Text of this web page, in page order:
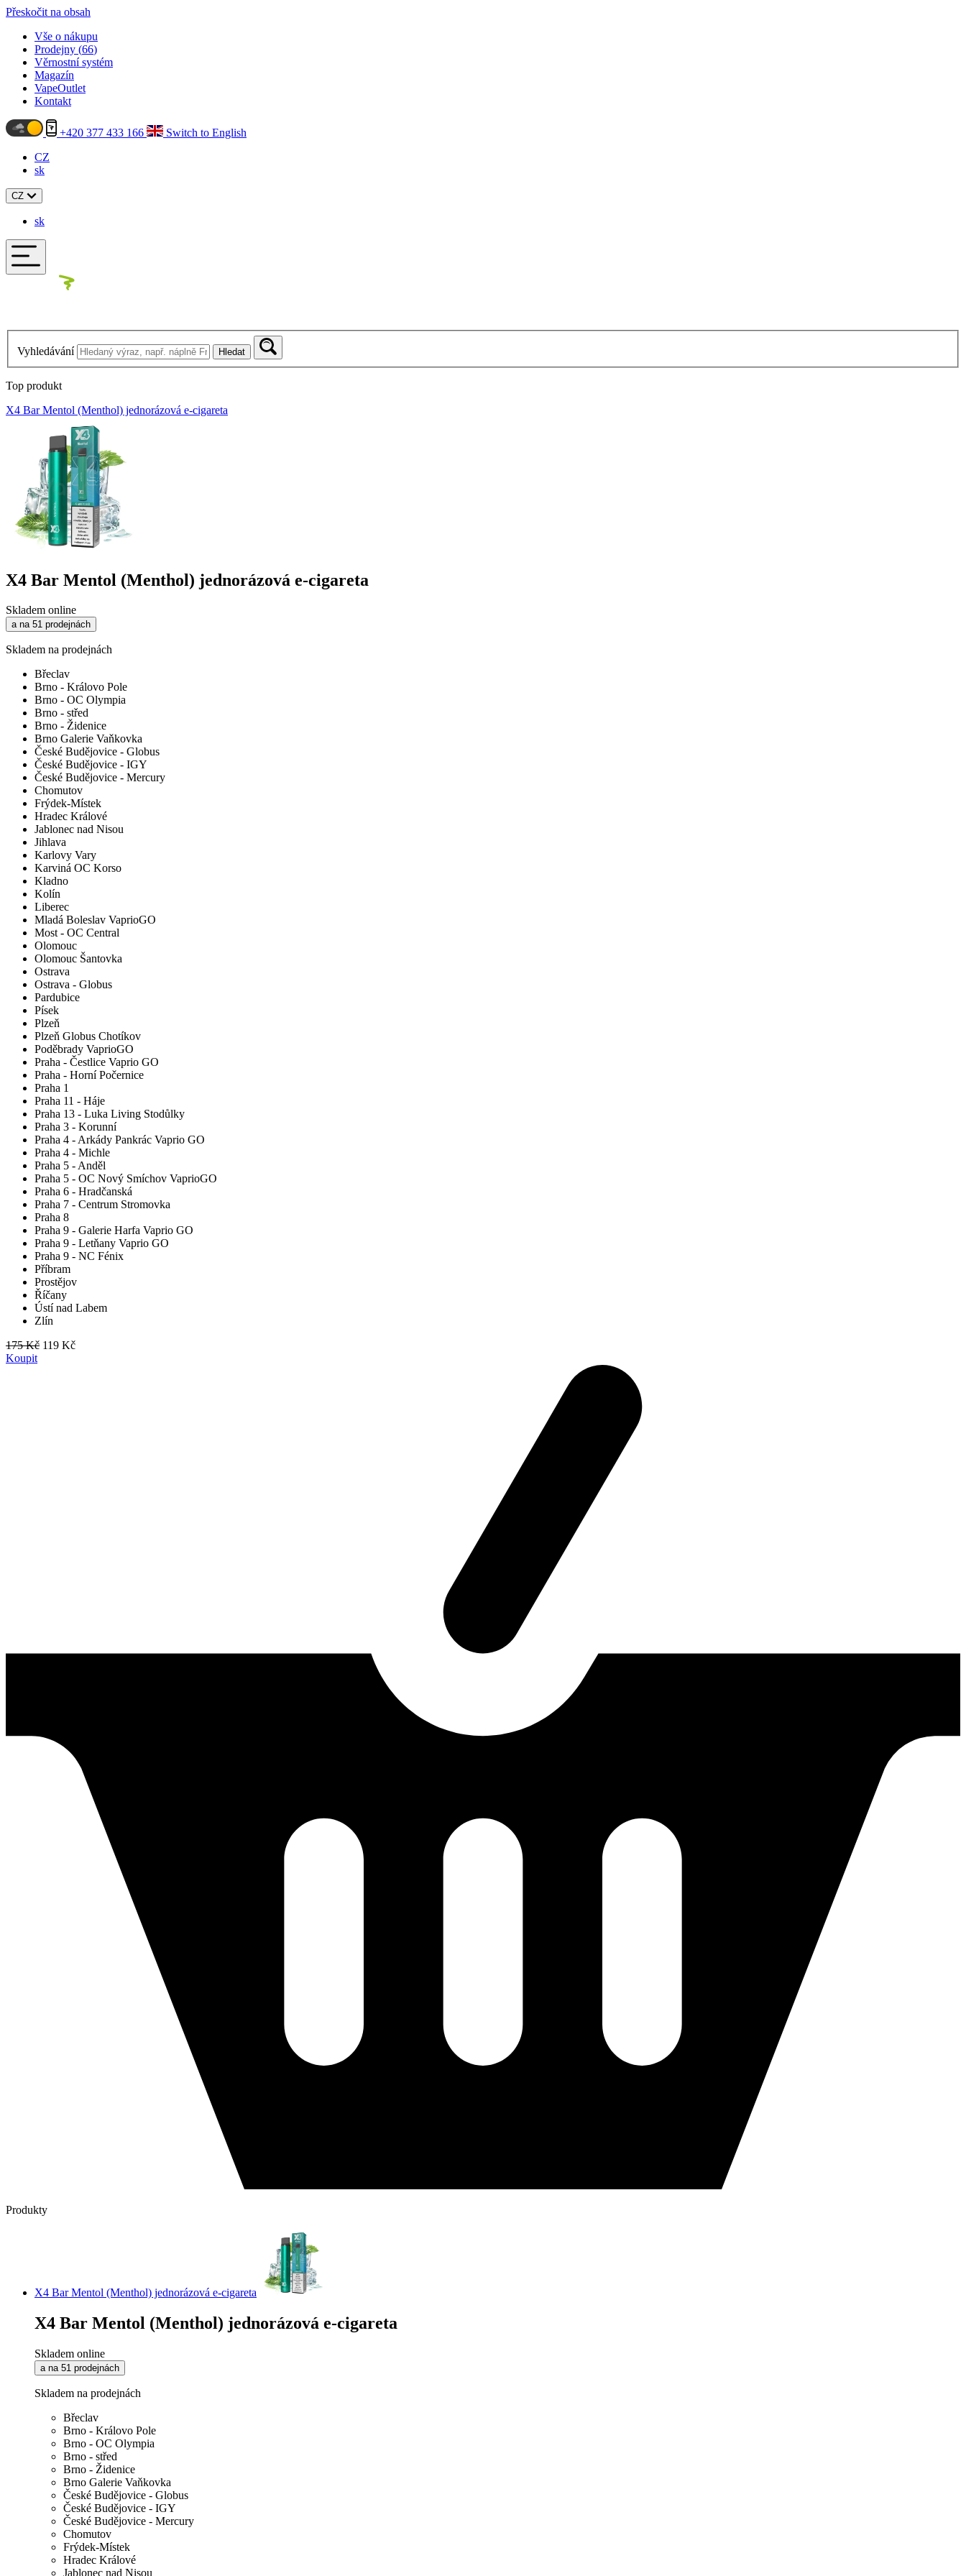
Přeskočit na obsah
Vše o nákupu
Prodejny (66)
Věrnostní systém
Magazín
VapeOutlet
Kontakt
+420 377 433 166
Switch to English
CZ
sk
CZ
sk
Vyhledávání Hledat
Top produkt
X4 Bar Mentol (Menthol) jednorázová e-cigareta
X4 Bar Mentol (Menthol) jednorázová e-cigareta
Skladem online
a na 51 prodejnách
Skladem na prodejnách
Břeclav
Brno - Královo Pole
Brno - OC Olympia
Brno - střed
Brno - Židenice
Brno Galerie Vaňkovka
České Budějovice - Globus
České Budějovice - IGY
České Budějovice - Mercury
Chomutov
Frýdek-Místek
Hradec Králové
Jablonec nad Nisou
Jihlava
Karlovy Vary
Karviná OC Korso
Kladno
Kolín
Liberec
Mladá Boleslav VaprioGO
Most - OC Central
Olomouc
Olomouc Šantovka
Ostrava
Ostrava - Globus
Pardubice
Písek
Plzeň
Plzeň Globus Chotíkov
Poděbrady VaprioGO
Praha - Čestlice Vaprio GO
Praha - Horní Počernice
Praha 1
Praha 11 - Háje
Praha 13 - Luka Living Stodůlky
Praha 3 - Korunní
Praha 4 - Arkády Pankrác Vaprio GO
Praha 4 - Michle
Praha 5 - Anděl
Praha 5 - OC Nový Smíchov VaprioGO
Praha 6 - Hradčanská
Praha 7 - Centrum Stromovka
Praha 8
Praha 9 - Galerie Harfa Vaprio GO
Praha 9 - Letňany Vaprio GO
Praha 9 - NC Fénix
Příbram
Prostějov
Říčany
Ústí nad Labem
Zlín
175 Kč 119 Kč
Koupit
Produkty
X4 Bar Mentol (Menthol) jednorázová e-cigareta
X4 Bar Mentol (Menthol) jednorázová e-cigareta
Skladem online
a na 51 prodejnách
Skladem na prodejnách
Břeclav
Brno - Královo Pole
Brno - OC Olympia
Brno - střed
Brno - Židenice
Brno Galerie Vaňkovka
České Budějovice - Globus
České Budějovice - IGY
České Budějovice - Mercury
Chomutov
Frýdek-Místek
Hradec Králové
Jablonec nad Nisou